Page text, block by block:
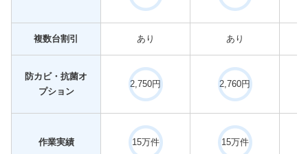
複数台割引 あり あり
防カビ・抗菌オ
プション
2,750円 2,760円
作業実績 15万件 15万件